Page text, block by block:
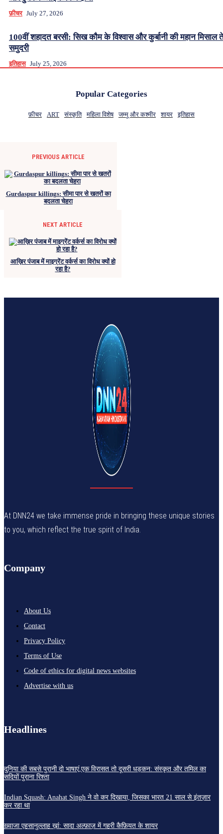
फ़ीचर July 27, 2026
100वीं शहादत बरसी: सिख कौम के विश्वास और कुर्बानी की महान मिसाल
समुदरी
इतिहास July 25, 2026
Popular Categories
फ़ीचर ART संस्कृति महिला विशेष जम्मू और कश्मीर शायर इतिहास
PREVIOUS ARTICLE
Gurdaspur killings: सीमा पार से खतरों का
बदलता चेहरा
NEXT ARTICLE
आख़िर पंजाब में माइग्रेंट वर्कर्स का विरोध क्यों हो
रहा है?
At DNN24 we take immense pride in bringing these unique stories
to you, which reflect the true spirit of India.
Company
About Us
Contact
Privacy Policy
Terms of Use
Code of ethics for digital news websites
Advertise with us
Headlines
दुनिया की सबसे पुरानी दो भाषाएं,एक विरासत तो दूसरी धड़कन: संस्कृत और तमिल का
सदियों पुराना रिश्ता
Indian Squash: Anahat Singh ने वो कर दिखाया, जिसका भारत 21 साल से इंतज़ार
कर रहा था
ख़्वाजा एहसानुल्लाह ख़ां: सादा अल्फ़ाज़ में गहरी कैफ़ियत के शायर